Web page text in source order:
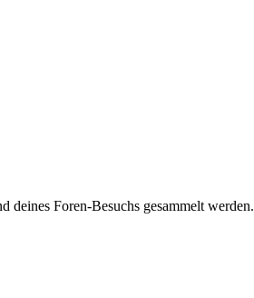
Foren-Besuchs gesammelt werden.